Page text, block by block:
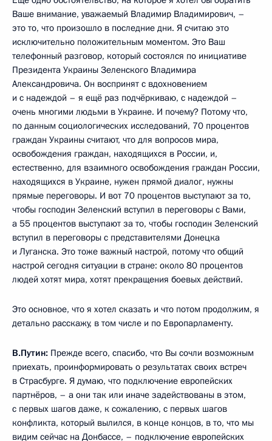
Ваше внимание, уважаемый Владимир Владимирович, –
это то, что произошло в последние дни. Я считаю это
исключительно положительным моментом. Это Ваш
телефонный разговор, который состоялся по инициативе
Президента Украины Зеленского Владимира
Александровича. Он воспринят с вдохновением
и с надеждой – я ещё раз подчёркиваю, с надеждой –
очень многими людьми в Украине. И почему? Потому что,
по данным социологических исследований, 70 процентов
граждан Украины считают, что для вопросов мира,
освобождения граждан, находящихся в России, и,
естественно, для взаимного освобождения граждан России,
находящихся в Украине, нужен прямой диалог, нужны
прямые переговоры. И вот 70 процентов выступают за то,
чтобы господин Зеленский вступил в переговоры с Вами,
а 55 процентов выступают за то, чтобы господин Зеленский
вступил в переговоры с представителями Донецка
и Луганска. Это тоже важный настрой, потому что общий
настрой сегодня ситуации в стране: около 80 процентов
людей хотят мира, хотят прекращения боевых действий.
Это основное, что я хотел сказать и что потом продолжим, я
детально расскажу, в том числе и по Европарламенту.
В.Путин: Прежде всего, спасибо, что Вы сочли возможным
приехать, проинформировать о результатах своих встреч
в Страсбурге. Я думаю, что подключение европейских
партнёров, – а они так или иначе задействованы в этом,
с первых шагов даже, к сожалению, с первых шагов
конфликта, который вылился, в конце концов, в то, что мы
видим сейчас на Донбассе, – подключение европейских